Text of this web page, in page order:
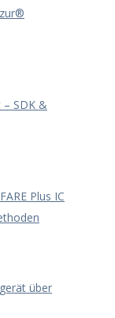
– SDK &
Plus IC
über